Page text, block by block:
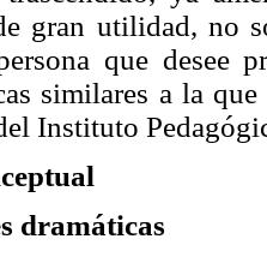
gran utilidad, no
que desee
similares a la
Instituto
dramáticas